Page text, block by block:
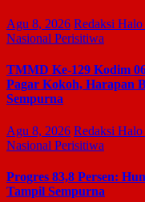
Agu 8, 2026 Redaksi Halo
Nasional Perisitiwa
TMMD Ke-129 Kodim
Pagar Kokoh, Harapan
Sempurna
Agu 8, 2026 Redaksi Halo
Nasional Perisitiwa
Progres 83,8 Persen:
Tampil Sempurna